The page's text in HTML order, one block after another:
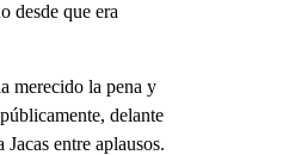
desde que era
merecido la pena y
delante
entre aplausos.